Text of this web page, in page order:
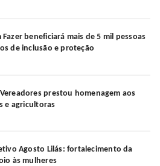
Fazer beneficiará mais de 5 mil pessoas
de inclusão e proteção
prestou homenagem aos
e agricultoras
Agosto Lilás: fortalecimento da
às mulheres